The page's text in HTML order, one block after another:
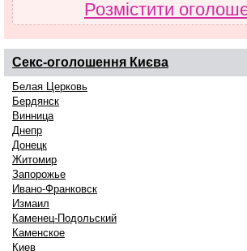
Розмістити
Секс-оголошення Києва
Белая Церковь
Бердянск
Винница
Днепр
Донецк
Житомир
Запорожье
Ивано-Франковск
Измаил
Каменец-Подольский
Каменское
Киев